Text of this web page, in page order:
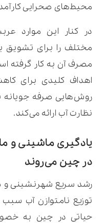
محیط‌های صحرایی
در کنار این موارد
مختلف را برای
اهداف کلیدی برای
روش‌هایی صرفه جویانه
نظارت آب ارائه می‌کند.
یادگیری ماشینی و
در چین می‌روند
رشد سریع شهرنشینی و
توزیع نامتوازن آب
حیاتی در چین به